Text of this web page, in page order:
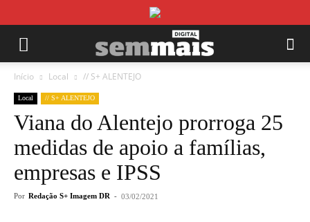
Início Local // S+ ALENTEJO
Local // S+ ALENTEJO
Viana do Alentejo prorroga 25
medidas de apoio a famílias,
empresas e IPSS
Por Redação S+ Imagem DR - 03/02/2021